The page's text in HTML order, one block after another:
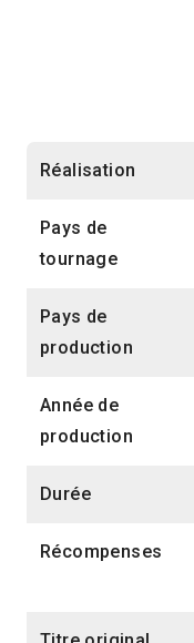
Réalisation
Pays de
tournage
Pays de
production
Année de
production
Durée
Récompenses